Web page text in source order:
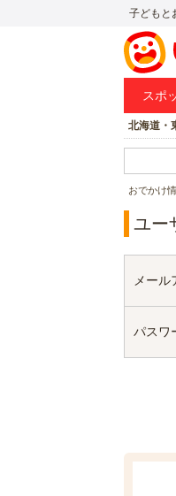
子どもと
スポ
北海道・
おでかけ
ユー
メール
パスワ